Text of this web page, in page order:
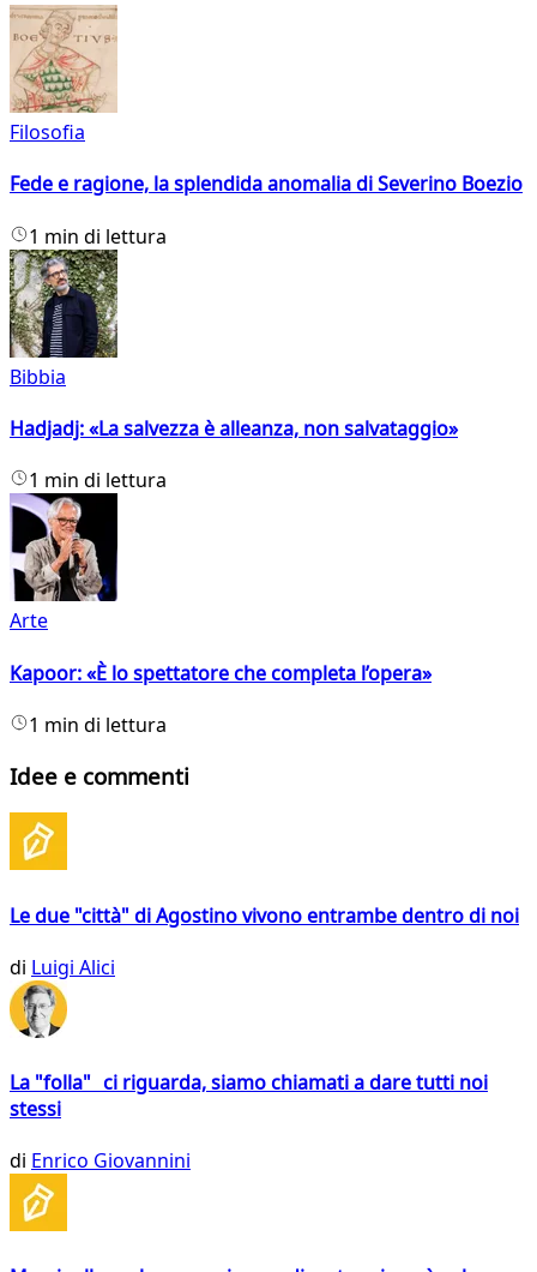
Filosofia
Fede e ragione, la splendida anomalia di Severino Boezio
1 min di lettura
Bibbia
Hadjadj: «La salvezza è alleanza, non salvataggio»
1 min di lettura
Arte
Kapoor: «È lo spettatore che completa l’opera»
1 min di lettura
Idee e commenti
Le due "città" di Agostino vivono entrambe dentro di noi
di Luigi Alici
La "folla" ci riguarda, siamo chiamati a dare tutti noi
stessi
di Enrico Giovannini